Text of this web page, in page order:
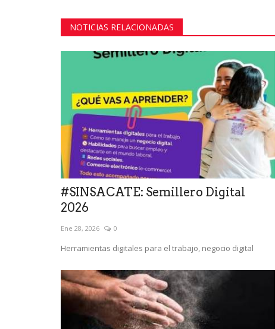
NOTICIAS RELACIONADAS
#SINSACATE: Semillero Digital
2026
Ene 28, 2026 0
Herramientas digitales para el trabajo, negocio digital